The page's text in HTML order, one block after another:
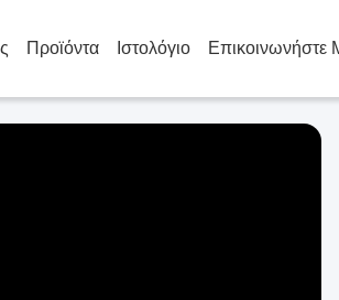
Προϊόντα Ιστολόγιο Επικοινωνήστε